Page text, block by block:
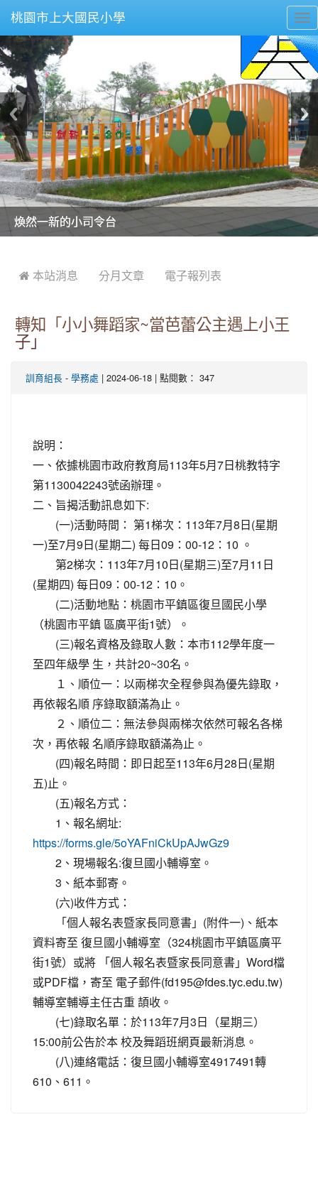
桃園市上大國民小學
美麗的操場是我們活力的來源
美麗的操場是我們活力的來源
煥然一新的小司令台
煥然一新的小司令台
富含桃園埤塘田園風光意象的中廊
富含桃園埤塘田園風光意象的中廊
嶄新的中庭廣場
嶄新的中庭廣場
水生池生生不息
水生池生生不息
 本站消息 分月文章 電子報列表
轉知「小小舞蹈家~當芭蕾公主遇上小王
子」
訓育組長 - 學務處 | 2024-06-18 | 點閱數： 347
說明：
一、依據桃園市政府教育局113年5月7日桃教特字
第1130042243號函辦理。
二、旨揭活動訊息如下:
(一)活動時間： 第1梯次：113年7月8日(星期
一)至7月9日(星期二) 每日09：00-12：10 。
第2梯次：113年7月10日(星期三)至7月11日
(星期四) 每日09：00-12：10。
(二)活動地點：桃園市平鎮區復旦國民小學
（桃園市平鎮 區廣平街1號）。
(三)報名資格及錄取人數：本市112學年度一
至四年級學 生，共計20~30名。
１、順位一：以兩梯次全程參與為優先錄取，
再依報名順 序錄取額滿為止。
２、順位二：無法參與兩梯次依然可報名各梯
次，再依報 名順序錄取額滿為止。
(四)報名時間：即日起至113年6月28日(星期
五)止。
(五)報名方式：
1、報名網址:
https://forms.gle/5oYAFniCkUpAJwGz9
2、現場報名:復旦國小輔導室。
3、紙本郵寄。
(六)收件方式：
「個人報名表暨家長同意書」(附件一)、紙本
資料寄至 復旦國小輔導室（324桃園市平鎮區廣平
街1號）或將 「個人報名表暨家長同意書」Word檔
或PDF檔，寄至 電子郵件(fd195@fdes.tyc.edu.tw)
輔導室輔導主任古重 頡收。
(七)錄取名單：於113年7月3日（星期三）
15:00前公告於本 校及舞蹈班網頁最新消息。
(八)連絡電話：復旦國小輔導室4917491轉
610、611。